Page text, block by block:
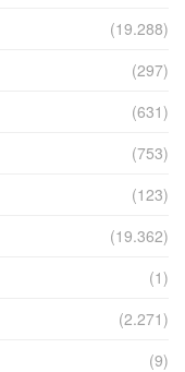
(19.288)
(297)
(631)
(753)
(123)
(19.362)
(1)
(2.271)
(9)